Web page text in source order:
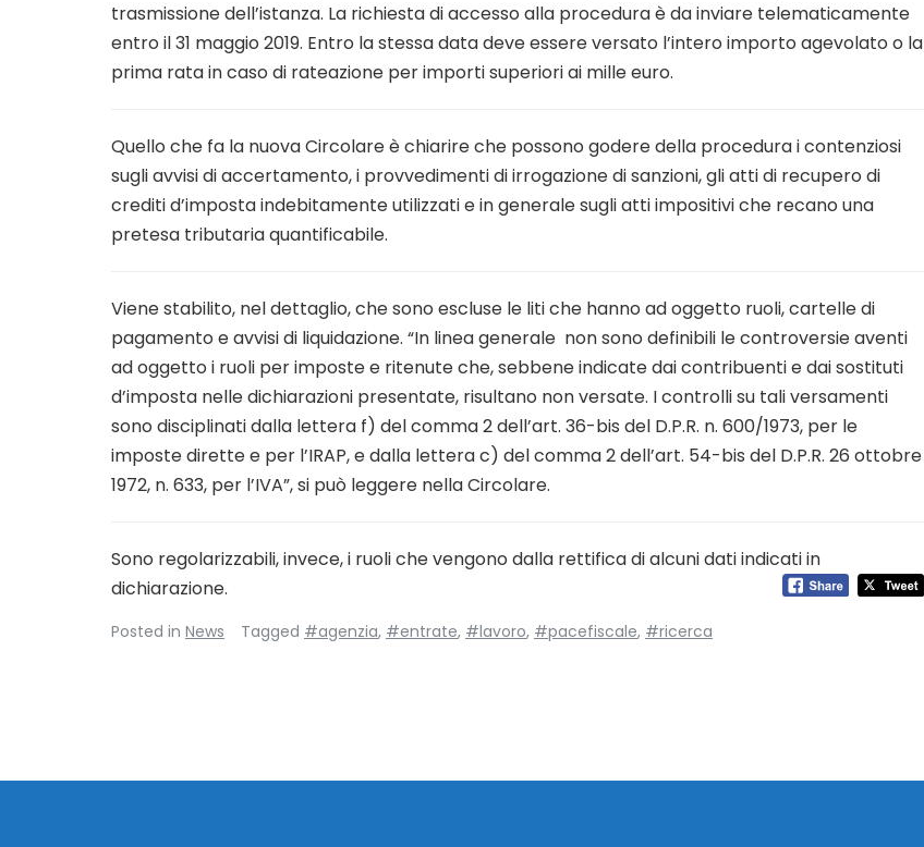
trasmissione dell’istanza. La richiesta di accesso alla procedura è da inviare telematicamente
entro il 31 maggio 2019. Entro la stessa data deve essere versato l’intero importo agevolato o la
prima rata in caso di rateazione per importi superiori ai mille euro.
Quello che fa la nuova Circolare è chiarire che possono godere della procedura i contenziosi
sugli avvisi di accertamento, i provvedimenti di irrogazione di sanzioni, gli atti di recupero di
crediti d’imposta indebitamente utilizzati e in generale sugli atti impositivi che recano una
pretesa tributaria quantificabile.
Viene stabilito, nel dettaglio, che sono escluse le liti che hanno ad oggetto ruoli, cartelle di
pagamento e avvisi di liquidazione. “In linea generale non sono definibili le controversie aventi
ad oggetto i ruoli per imposte e ritenute che, sebbene indicate dai contribuenti e dai sostituti
d’imposta nelle dichiarazioni presentate, risultano non versate. I controlli su tali versamenti
sono disciplinati dalla lettera f) del comma 2 dell’art. 36-bis del D.P.R. n. 600/1973, per le
imposte dirette e per l’IRAP, e dalla lettera c) del comma 2 dell’art. 54-bis del D.P.R. 26 ottobre
1972, n. 633, per l’IVA”, si può leggere nella Circolare.
Sono regolarizzabili, invece, i ruoli che vengono dalla rettifica di alcuni dati indicati in
dichiarazione.
Posted in News Tagged #agenzia, #entrate, #lavoro, #pacefiscale, #ricerca